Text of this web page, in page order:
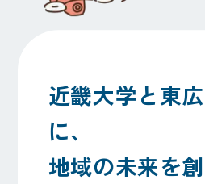
近畿大学と東
に、
地域の未来を